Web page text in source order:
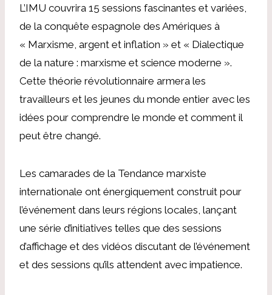
L’IMU couvrira 15 sessions fascinantes et variées,
de la conquête espagnole des Amériques à
« Marxisme, argent et inflation » et « Dialectique
de la nature : marxisme et science moderne ».
Cette théorie révolutionnaire armera les
travailleurs et les jeunes du monde entier avec les
idées pour comprendre le monde et comment il
peut être changé.
Les camarades de la Tendance marxiste
internationale ont énergiquement construit pour
l’événement dans leurs régions locales, lançant
une série d’initiatives telles que des sessions
d’affichage et des vidéos discutant de l’événement
et des sessions qu’ils attendent avec impatience.